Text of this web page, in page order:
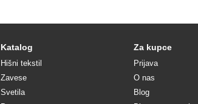
Katalog
Hišni tekstil
Zavese
Svetila
Za kupce
Prijava
O nas
Blog